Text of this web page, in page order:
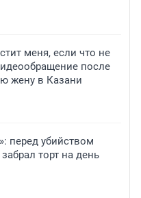
меня, если что не
после
жену в Казани
перед убийством
торт на день